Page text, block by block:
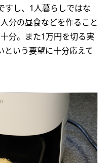
すし、1人暮らしではな
分の昼食などを作ること
分。また1万円を切る実
という要望に十分応えて